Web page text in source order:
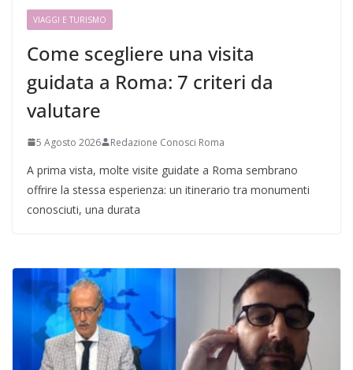
VIAGGI E TURISMO
Come scegliere una visita
guidata a Roma: 7 criteri da
valutare
5 Agosto 2026 Redazione Conosci Roma
A prima vista, molte visite guidate a Roma sembrano
offrire la stessa esperienza: un itinerario tra monumenti
conosciuti, una durata